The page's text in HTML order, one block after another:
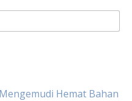
Hemat Bahan